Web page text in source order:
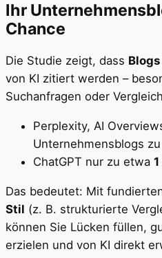
Ihr
Chance
Die Studie zeigt, dass
von KI zitiert werden –
Suchanfragen oder
Perplexity, AI
Unternehmensblogs
ChatGPT nur zu etwa 1
Das bedeutet: Mit
Stil (z. B. strukturierte
können Sie Lücken füllen,
erzielen und von KI direkt